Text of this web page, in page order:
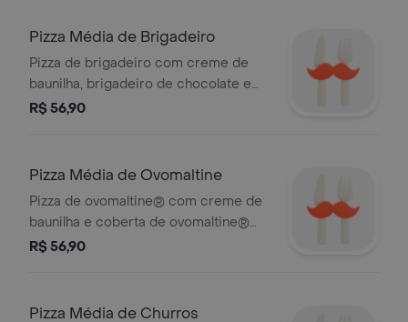
Pizza Média de Brigadeiro
Pizza de brigadeiro com creme de
baunilha, brigadeiro de chocolate e
granulado.
R$ 56,90
Pizza Média de Ovomaltine
Pizza de ovomaltine® com creme de
baunilha e coberta de ovomaltine®
crocante.
R$ 56,90
Pizza Média de Churros